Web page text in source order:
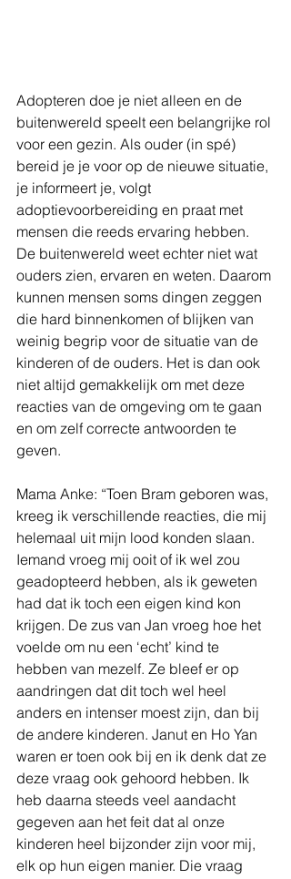
Adopteren doe je niet alleen en de
buitenwereld speelt een belangrijke rol
voor een gezin. Als ouder (in spé)
bereid je je voor op de nieuwe situatie,
je informeert je, volgt
adoptievoorbereiding en praat met
mensen die reeds ervaring hebben.
De buitenwereld weet echter niet wat
ouders zien, ervaren en weten. Daarom
kunnen mensen soms dingen zeggen
die hard binnenkomen of blijken van
weinig begrip voor de situatie van de
kinderen of de ouders. Het is dan ook
niet altijd gemakkelijk om met deze
reacties van de omgeving om te gaan
en om zelf correcte antwoorden te
geven.
Mama Anke: “Toen Bram geboren was,
kreeg ik verschillende reacties, die mij
helemaal uit mijn lood konden slaan.
Iemand vroeg mij ooit of ik wel zou
geadopteerd hebben, als ik geweten
had dat ik toch een eigen kind kon
krijgen. De zus van Jan vroeg hoe het
voelde om nu een ‘echt’ kind te
hebben van mezelf. Ze bleef er op
aandringen dat dit toch wel heel
anders en intenser moest zijn, dan bij
de andere kinderen. Janut en Ho Yan
waren er toen ook bij en ik denk dat ze
deze vraag ook gehoord hebben. Ik
heb daarna steeds veel aandacht
gegeven aan het feit dat al onze
kinderen heel bijzonder zijn voor mij,
elk op hun eigen manier. Die vraag